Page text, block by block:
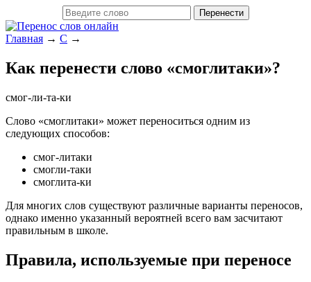
Главная → С →
Как перенести слово «смоглитаки»?
смог-ли-та-ки
Слово «смоглитаки» может переноситься одним из
следующих способов:
смог-литаки
смогли-таки
смоглита-ки
Для многих слов существуют различные варианты переносов,
однако именно указанный вероятней всего вам засчитают
правильным в школе.
Правила, используемые при переносе